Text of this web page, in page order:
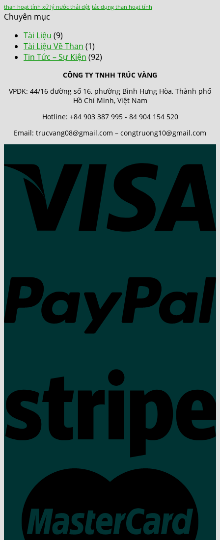
than hoạt tính xử lý nước thải dệt tác dụng than hoạt tính
Chuyên mục
Tài Liệu (9)
Tài Liệu Về Than (1)
Tin Tức – Sự Kiện (92)
CÔNG TY TNHH TRÚC VÀNG
VPĐK: 44/16 đường số 16, phường Bình Hưng Hòa, Thành phố
Hồ Chí Minh, Việt Nam
Hotline: +84 903 387 995 - 84 904 154 520
Email: trucvang08@gmail.com – congtruong10@gmail.com